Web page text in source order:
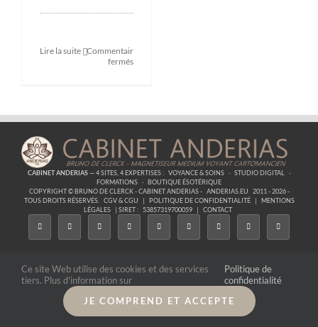
Lire la suite Commentaires
ferméssur
problèmes
de
CABINET ANDERIAS— 4 SITES, 4 EXPERTISES : VOYANCE & SOINS · STUDIO DIGITAL
·
FORMATIONS · BOUTIQUE ÉSOTÉRIQUE
COPYRIGHT © BRUNO DE CLERCK - CABINET ANDERIAS - ANDERIAS.EU
2011 - 2026 -
TOUS DROITS RÉSERVÉS.
CGV & CGU | POLITIQUE DE CONFIDENTIALITÉ |
MENTIONS
LÉGALES
| SIRET : 53857319700059 | CONTACT
Ce site Web utilise des cookies et des services
tiers. Plus d'information sur
Politique de
confidentialité
JE COMPREND ET ACCEPTE